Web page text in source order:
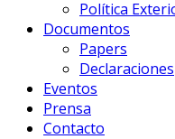
Política
Documentos
Papers
Declaraciones
Eventos
Prensa
Contacto